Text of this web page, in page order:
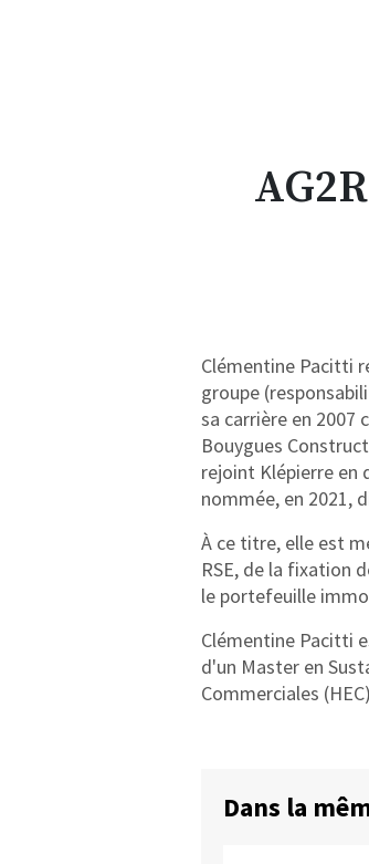
Clémentine Pacitti
groupe
sa carrière en 2007
Bouygues
rejoint Klépierre en
nommée, en 2021,
À ce titre, elle est
RSE, de la fixation
le portefeuille
Clémentine Pacitti
d'un Master en
Commerciales
Dans la